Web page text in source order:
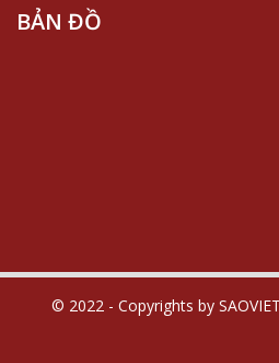
BẢN ĐỒ
© 2022 - Copyrights by